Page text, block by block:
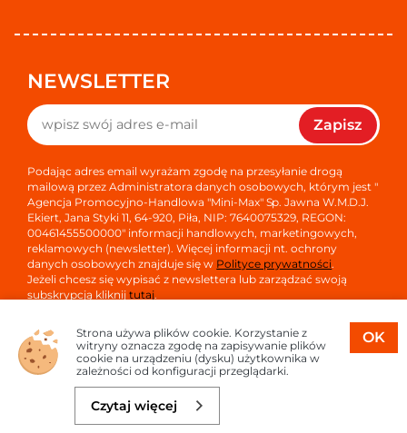
NEWSLETTER
Zapisz
Podając adres email wyrażam zgodę na przesyłanie drogą
mailową przez Administratora danych osobowych, którym jest "
Agencja Promocyjno-Handlowa "Mini-Max" Sp. Jawna W.M.D.J.
Ekiert, Jana Styki 11, 64-920, Piła, NIP: 7640075329, REGON:
00461455500000" informacji handlowych, marketingowych,
reklamowych (newsletter). Więcej informacji nt. ochrony
danych osobowych znajduje się w Polityce prywatności.
Jeżeli chcesz się wypisać z newslettera lub zarządzać swoją
subskrypcją kliknijtutaj.
Copyright © 2026
Oprogramowanie sklepu:
Projekt i strony:
OK
Strona używa plików cookie. Korzystanie z
witryny oznacza zgodę na zapisywanie plików
cookie na urządzeniu (dysku) użytkownika w
zależności od konfiguracji przeglądarki.
Czytaj więcej